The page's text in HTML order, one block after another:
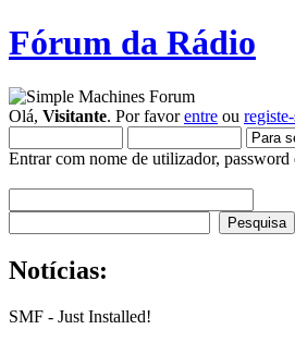
Fórum da Rádio
Olá, Visitante. Por favorentre ou
Entrar com nome de utilizador, password
Notícias:
SMF - Just Installed!